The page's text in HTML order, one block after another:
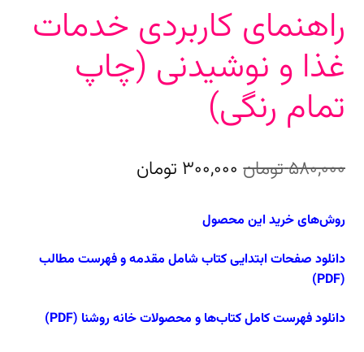
راهنمای کاربردی خدمات
غذا و نوشیدنی (چاپ
تمام رنگی)
580,000تومان قیمت
بود.
300,000 تومانقیمت
است.
روش‌های خرید این محصول
دانلود صفحات ابتدایی کتاب شامل مقدمه و فهرست مطالب
(PDF)
دانلود فهرست کامل کتاب‌ها و محصولات خانه روشنا (PDF)